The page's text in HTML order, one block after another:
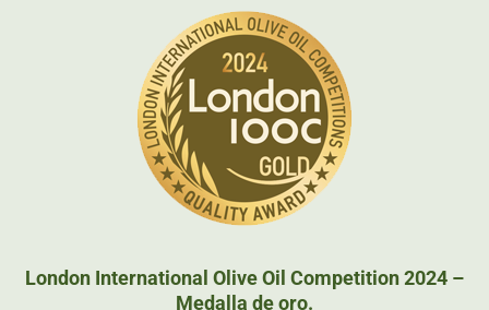
London International Olive Oil Competition 2024 –
Medalla de oro.